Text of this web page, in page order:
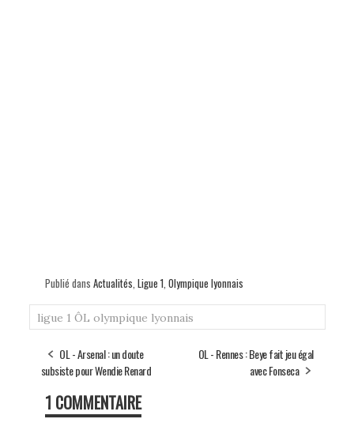
Publié dans Actualités, Ligue 1, Olympique lyonnais
ligue 1 ÔL olympique lyonnais
OL - Arsenal : un doute
subsiste pour Wendie Renard
OL - Rennes : Beye fait jeu égal
avec Fonseca
1 COMMENTAIRE